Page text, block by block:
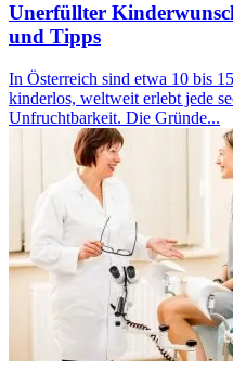
Unerfüllter
und Tipps
In Österreich sind etwa 10 bis
kinderlos, weltweit erlebt jede
Unfruchtbarkeit. Die Gründe...